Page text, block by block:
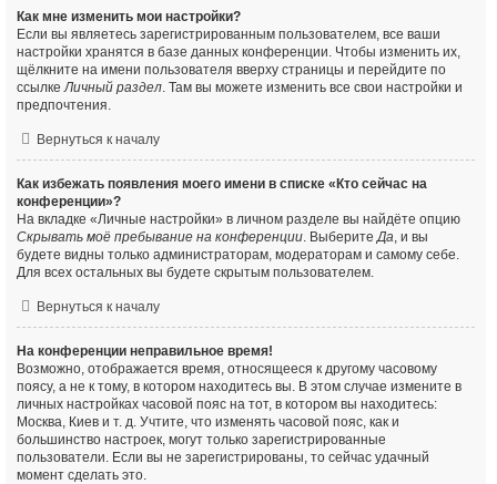
Как мне изменить мои настройки?
Если вы являетесь зарегистрированным пользователем, все ваши
настройки хранятся в базе данных конференции. Чтобы изменить их,
щёлкните на имени пользователя вверху страницы и перейдите по
ссылкеЛичный раздел. Там вы можете изменить все свои настройки и
предпочтения.
Вернуться к началу
Как избежать появления моего имени в списке «Кто сейчас на
конференции»?
На вкладке «Личные настройки» в личном разделе вы найдёте опцию
Скрывать моё пребывание на конференции. ВыберитеДа, и вы
будете видны только администраторам, модераторам и самому себе.
Для всех остальных вы будете скрытым пользователем.
Вернуться к началу
На конференции неправильное время!
Возможно, отображается время, относящееся к другому часовому
поясу, а не к тому, в котором находитесь вы. В этом случае измените в
личных настройках часовой пояс на тот, в котором вы находитесь:
Москва, Киев и т. д. Учтите, что изменять часовой пояс, как и
большинство настроек, могут только зарегистрированные
пользователи. Если вы не зарегистрированы, то сейчас удачный
момент сделать это.